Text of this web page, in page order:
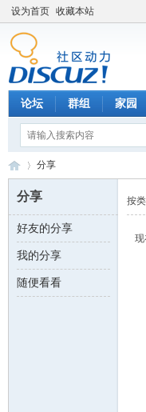
设为首页 收藏本站
论坛 群组 家园
数 ›
分享
分享
好友的分享
我的分享
随便看看
按